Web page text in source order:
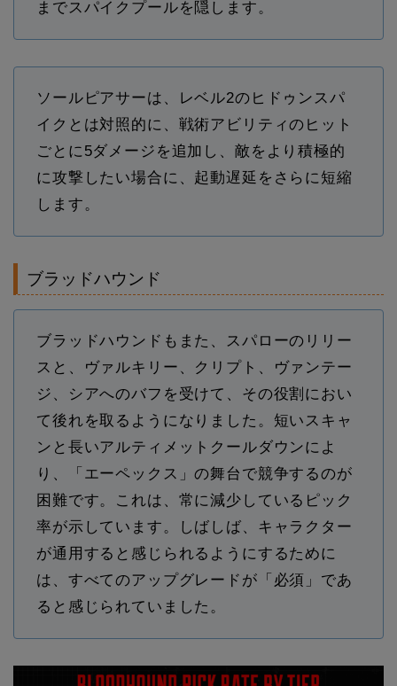
までスパイクプールを隠します。
ソールピアサーは、レベル2のヒドゥンスパ
イクとは対照的に、戦術アビリティのヒット
ごとに5ダメージを追加し、敵をより積極的
に攻撃したい場合に、起動遅延をさらに短縮
します。
ブラッドハウンド
ブラッドハウンドもまた、スパローのリリー
スと、ヴァルキリー、クリプト、ヴァンテー
ジ、シアへのバフを受けて、その役割におい
て後れを取るようになりました。短いスキャ
ンと長いアルティメットクールダウンによ
り、「エーペックス」の舞台で競争するのが
困難です。これは、常に減少しているピック
率が示しています。しばしば、キャラクター
が通用すると感じられるようにするために
は、すべてのアップグレードが「必須」であ
ると感じられていました。